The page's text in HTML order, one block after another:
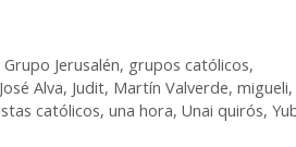
Grupo Jerusalén, grupos católicos,
Alva, Judit, Martín Valverde, migueli,
católicos, una hora, Unai quirós,